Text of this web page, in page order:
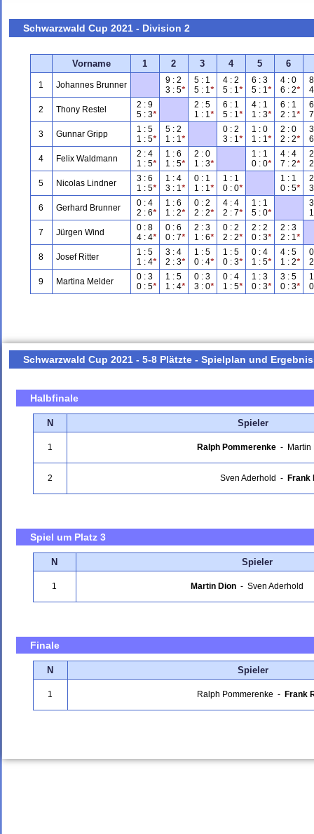
Schwarzwald Cup 2021 - Division 2
Vorname 1 2 3 4 5 6
1 Johannes Brunner
9 : 2
3 : 5*
5 : 1
5 : 1*
4 : 2
5 : 1*
6 : 3
5 : 1*
4 : 0
6 : 2*
2
Thony Restel
2 : 9
5 : 3*
2 : 5
1 : 1*
6 : 1
5 : 1*
4 : 1
1 : 3*
6 : 1
2 : 1*
3
Gunnar Gripp
1 : 5
1 : 5*
5 : 2
1 : 1*
0 : 2
3 : 1*
1 : 0
1 : 1*
2 : 0
2 : 2*
4
Felix Waldmann
2 : 4
1 : 5*
1 : 6
1 : 5*
2 : 0
1 : 3*
1 : 1
0 : 0*
4 : 4
7 : 2*
5
Nicolas Lindner
3 : 6
1 : 5*
1 : 4
3 : 1*
0 : 1
1 : 1*
1 : 1
0 : 0*
1 : 1
0 : 5*
6
Gerhard Brunner
0 : 4
2 : 6*
1 : 6
1 : 2*
0 : 2
2 : 2*
4 : 4
2 : 7*
1 : 1
5 : 0*
7
Jürgen Wind
0 : 8
4 : 4*
0 : 6
0 : 7*
2 : 3
1 : 6*
0 : 2
2 : 2*
2 : 2
0 : 3*
2 : 3
2 : 1*
8
Josef Ritter
1 : 5
1 : 4*
3 : 4
2 : 3*
1 : 5
0 : 4*
1 : 5
0 : 3*
0 : 4
1 : 5*
4 : 5
1 : 2*
9
Martina Melder
0 : 3
0 : 5*
1 : 5
1 : 4*
0 : 3
3 : 0*
0 : 4
1 : 5*
1 : 3
0 : 3*
3 : 5
0 : 3*
Schwarzwald Cup 2021 - 5-8 Plätzte - Spielplan und
Halbfinale
N Spieler
1 Ralph Pommerenke - Martin
2 Sven Aderhold - Frank
Spiel um Platz 3
N Spieler
1 Martin Dion - Sven Aderhold
Finale
N Spieler
1 Ralph Pommerenke - Frank